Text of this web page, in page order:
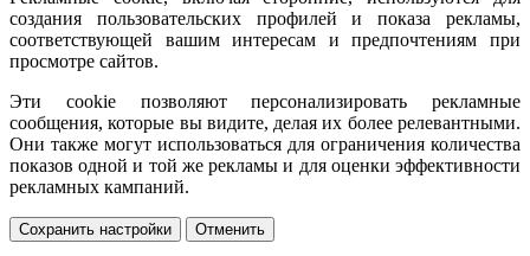
создания пользовательских профилей и показа рекламы,
соответствующей вашим интересам и предпочтениям при
просмотре сайтов.
Эти cookie позволяют персонализировать рекламные
сообщения, которые вы видите, делая их более релевантными.
Они также могут использоваться для ограничения количества
показов одной и той же рекламы и для оценки эффективности
рекламных кампаний.
Сохранить настройки Отменить